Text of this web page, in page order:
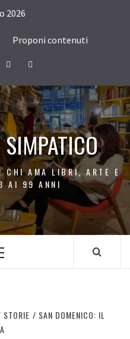
2026
Proponi contenuti
InstagramYoutube
CHI AMA LIBRI, ARTE E
AI 99 ANNI
STORIE
SAN DOMENICO: IL